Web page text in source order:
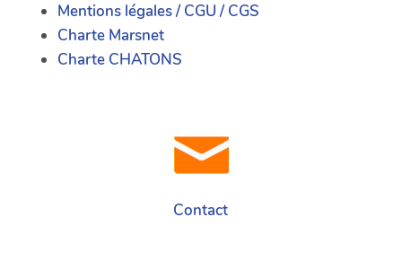
Mentions légales / CGU / CGS
Charte Marsnet
Charte CHATONS
Contact